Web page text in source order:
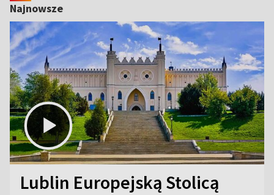
Najnowsze
Lublin Europejską Stolicą